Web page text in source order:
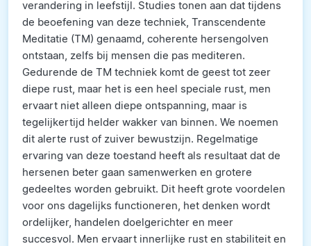
verandering in leefstijl. Studies tonen aan dat tijdens
de beoefening van deze techniek, Transcendente
Meditatie (TM) genaamd, coherente hersengolven
ontstaan, zelfs bij mensen die pas mediteren.
Gedurende de TM techniek komt de geest tot zeer
diepe rust, maar het is een heel speciale rust, men
ervaart niet alleen diepe ontspanning, maar is
tegelijkertijd helder wakker van binnen. We noemen
dit alerte rust of zuiver bewustzijn. Regelmatige
ervaring van deze toestand heeft als resultaat dat de
hersenen beter gaan samenwerken en grotere
gedeeltes worden gebruikt. Dit heeft grote voordelen
voor ons dagelijks functioneren, het denken wordt
ordelijker, handelen doelgerichter en meer
succesvol. Men ervaart innerlijke rust en stabiliteit en